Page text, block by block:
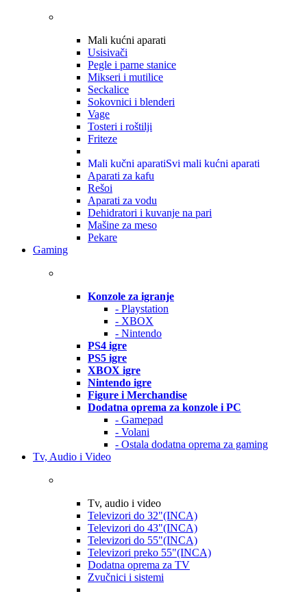
Mali kućni aparati
Usisivači
Pegle i parne stanice
Mikseri i mutilice
Seckalice
Sokovnici i blenderi
Vage
Tosteri i roštilji
Friteze
Mali kučni aparatiSvi mali kućni aparati
Aparati za kafu
Rešoi
Aparati za vodu
Dehidratori i kuvanje na pari
Mašine za meso
Pekare
Gaming
Konzole za igranje
- Playstation
- XBOX
- Nintendo
PS4 igre
PS5 igre
XBOX igre
Nintendo igre
Figure i Merchandise
Dodatna oprema za konzole i PC
- Gamepad
- Volani
- Ostala dodatna oprema za gaming
Tv, Audio i Video
Tv, audio i video
Televizori do 32"(INCA)
Televizori do 43"(INCA)
Televizori do 55"(INCA)
Televizori preko 55"(INCA)
Dodatna oprema za TV
Zvučnici i sistemi